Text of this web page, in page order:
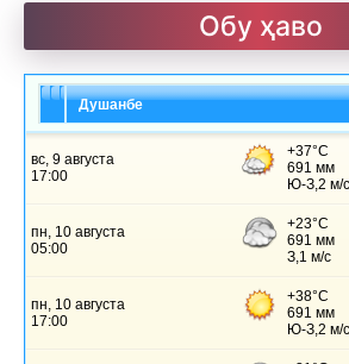
Улуғзода. Субҳи ҷавонӣ
Ҷомӣ – чанд ғазал
Обу ҳаво
Душанбе